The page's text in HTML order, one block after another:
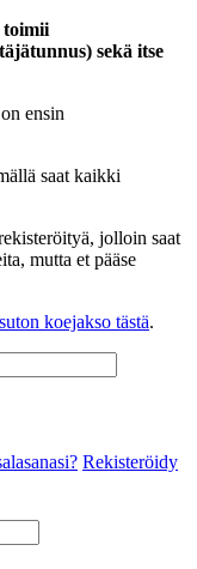
toimii
sekä itse
ensin
saat kaikki
jolloin saat
mutta et pääse
koejakso tästä.
Rekisteröidy